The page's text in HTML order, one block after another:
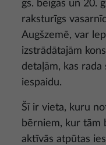
gs. beigās un 20.
raksturīgs
Augšzemē, var
izstrādātajām
detaļām, kas rada
iespaidu.
Šī ir vieta, kuru
bērniem, kur tām
aktīvās atpūtas